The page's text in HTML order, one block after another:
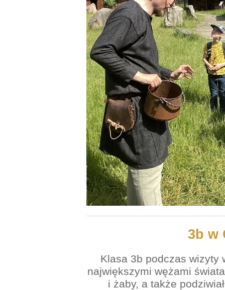
3b w
Klasa 3b podczas wizyty
największymi wężami
i żaby, a także